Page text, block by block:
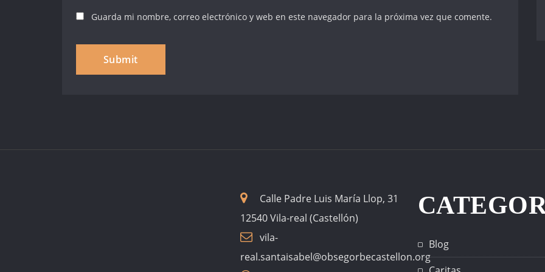
Guarda mi nombre, correo electrónico y web en este navegador para la próxima vez que comente.
Calle Padre Luis María Llop, 31
12540 Vila-real (Castellón)
vila-
real.santaisabel@obsegorbecastellon.org
Blog